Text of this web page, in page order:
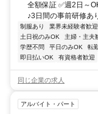
全額保証 ✅週2日～
♪3日間の事前研修あ
制服あり 業界未経験者歓迎
土日祝のみOK
主婦・主夫
学歴不問
平日のみOK 転
即日払いOK
有資格者歓迎
同じ企業の求人
アルバイト・パート